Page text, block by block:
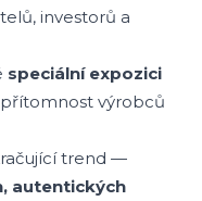
investorů a
speciální expozici
přítomnost výrobců
trend —
autentických